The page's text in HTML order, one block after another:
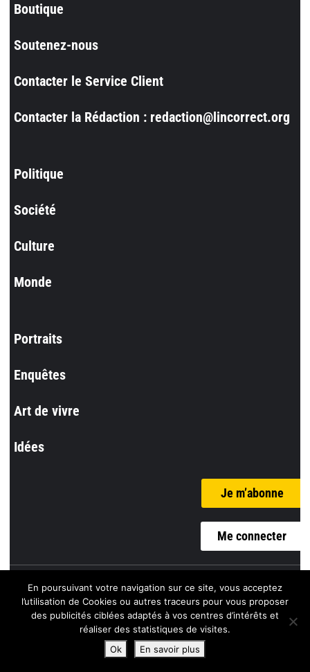
Boutique
Soutenez-nous
Contacter le Service Client
Contacter la Rédaction : redaction@lincorrect.org
Politique
Société
Culture
Monde
Portraits
Enquêtes
Art de vivre
Idées
Je m’abonne
Me connecter
© l’Incorrect
Mentions Légales | Politique de confidentialité | CGV
En poursuivant votre navigation sur ce site, vous acceptez
l’utilisation de Cookies ou autres traceurs pour vous proposer
des publicités ciblées adaptés à vos centres d’intérêts et
réaliser des statistiques de visites.
Ok
En savoir plus